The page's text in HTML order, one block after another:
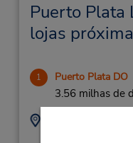
Puerto Plata
lojas
1 Puerto Plata DO
3.56 milhas de
Endereço: